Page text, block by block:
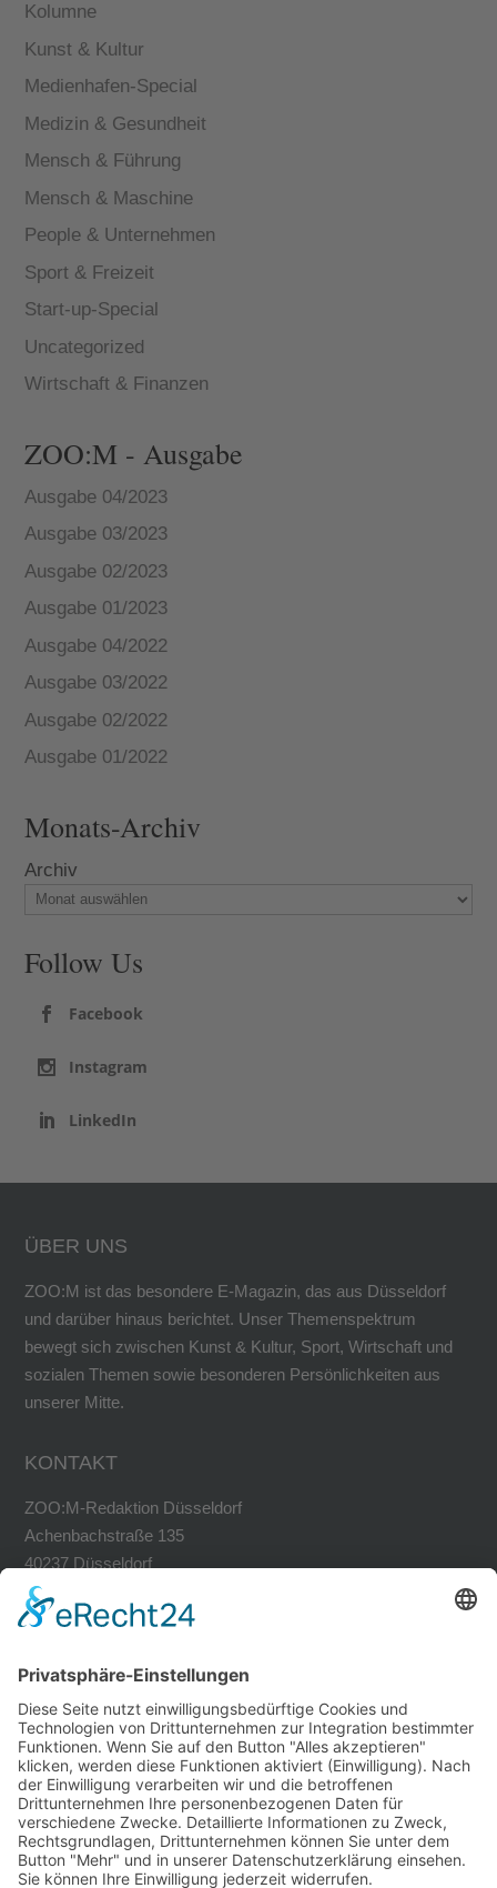
Kolumne
Kunst & Kultur
Medienhafen-Special
Medizin & Gesundheit
Mensch & Führung
Mensch & Maschine
People & Unternehmen
Sport & Freizeit
Start-up-Special
Uncategorized
Wirtschaft & Finanzen
ZOO:M - Ausgabe
Ausgabe 04/2023
Ausgabe 03/2023
Ausgabe 02/2023
Ausgabe 01/2023
Ausgabe 04/2022
Ausgabe 03/2022
Ausgabe 02/2022
Ausgabe 01/2022
Monats-Archiv
Archiv
Follow Us
Facebook
Instagram
LinkedIn
ÜBER UNS
ZOO:M ist das besondere E-Magazin, das aus Düsseldorf
und darüber hinaus berichtet. Unser Themenspektrum
bewegt sich zwischen Kunst & Kultur, Sport, Wirtschaft und
sozialen Themen sowie besonderen Persönlichkeiten aus
unserer Mitte.
KONTAKT
ZOO:M-Redaktion Düsseldorf
Achenbachstraße 135
40237 Düsseldorf
Tel. 0211-30200741
Fax 0211-30200749
RECHTLICHES
Impressum
Datenschutz
Datenschutz Social Networks